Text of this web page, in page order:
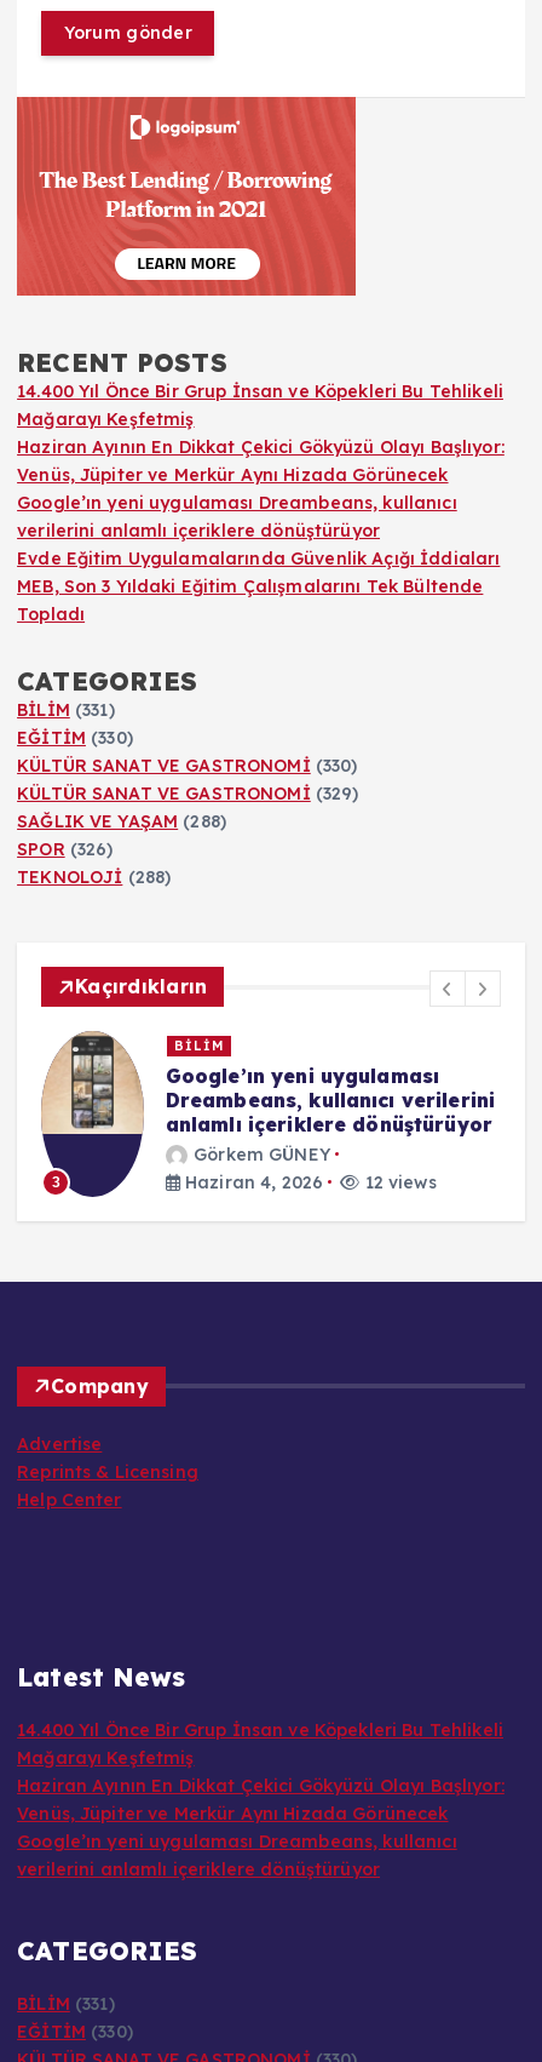
RECENT POSTS
14.400 Yıl Önce Bir Grup İnsan ve Köpekleri Bu Tehlikeli
Mağarayı Keşfetmiş
Haziran Ayının En Dikkat Çekici Gökyüzü Olayı Başlıyor:
Venüs, Jüpiter ve Merkür Aynı Hizada Görünecek
Google’ın yeni uygulaması Dreambeans, kullanıcı
verilerini anlamlı içeriklere dönüştürüyor
Evde Eğitim Uygulamalarında Güvenlik Açığı İddiaları
MEB, Son 3 Yıldaki Eğitim Çalışmalarını Tek Bültende
Topladı
CATEGORIES
BİLİM (331)
EĞİTİM (330)
KÜLTÜR SANAT VE GASTRONOMİ (330)
KÜLTÜR SANAT VE GASTRONOMİ (329)
SAĞLIK VE YAŞAM (288)
SPOR (326)
TEKNOLOJİ (288)
Kaçırdıkların
EĞİTİM
Evde Eğitim Uygulamalarında
Güvenlik Açığı İddiaları
Görkem GÜNEY
Haziran 4, 2026
Company
Reprints & Licensing
Help Center
Mağarayı Keşfetmiş
Haziran Ayının En Dikkat Çekici Gökyüzü Olayı Başlıyor:
Venüs, Jüpiter ve Merkür Aynı Hizada Görünecek
Google’ın yeni uygulaması Dreambeans, kullanıcı
verilerini anlamlı içeriklere dönüştürüyor
EĞİTİM(330)
KÜLTÜR SANAT VE GASTRONOMİ